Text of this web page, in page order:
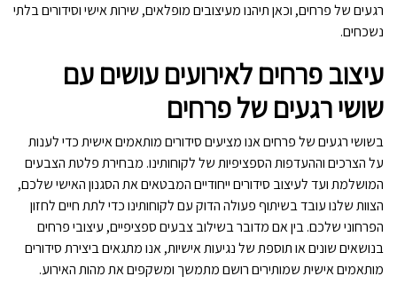
רגעים של פרחים, וכאן תיהנו מעיצובים מופלאים, שירות אישי וסידורים בלתי
נשכחים.
עיצוב פרחים לאירועים עושים עם
שושי רגעים של פרחים
בשושי רגעים של פרחים אנו מציעים סידורים מותאמים אישית כדי לענות
על הצרכים וההעדפות הספציפיות של לקוחותינו. מבחירת פלטת הצבעים
המושלמת ועד לעיצוב סידורים ייחודיים המבטאים את הסגנון האישי שלכם,
הצוות שלנו עובד בשיתוף פעולה הדוק עם לקוחותינו כדי לתת חיים לחזון
הפרחוני שלכם. בין אם מדובר בשילוב צבעים ספציפיים, עיצובי פרחים
בנושאים שונים או תוספת של נגיעות אישיות, אנו מתגאים ביצירת סידורים
מותאמים אישית שמותירים רושם מתמשך ומשקפים את מהות האירוע.